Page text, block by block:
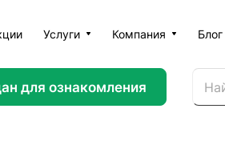
Услуги Компания Блог
для ознакомления